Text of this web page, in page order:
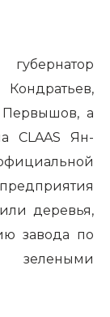
а
CLAAS Ян-
деревья,
завода по